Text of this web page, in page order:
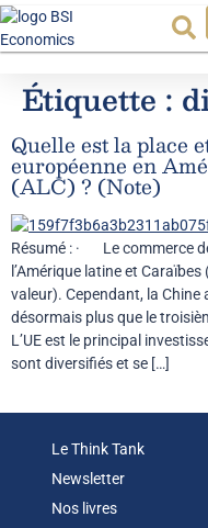
Étiquette :
Quelle est la place
européenne en
(ALC) ? (Note)
Résumé : · Le commerce
l’Amérique latine et
valeur). Cependant, la Chine
désormais plus que le
L’UE est le principal
sont diversifiés et se […]
Le Think Tank
Newsletter
Nos livres